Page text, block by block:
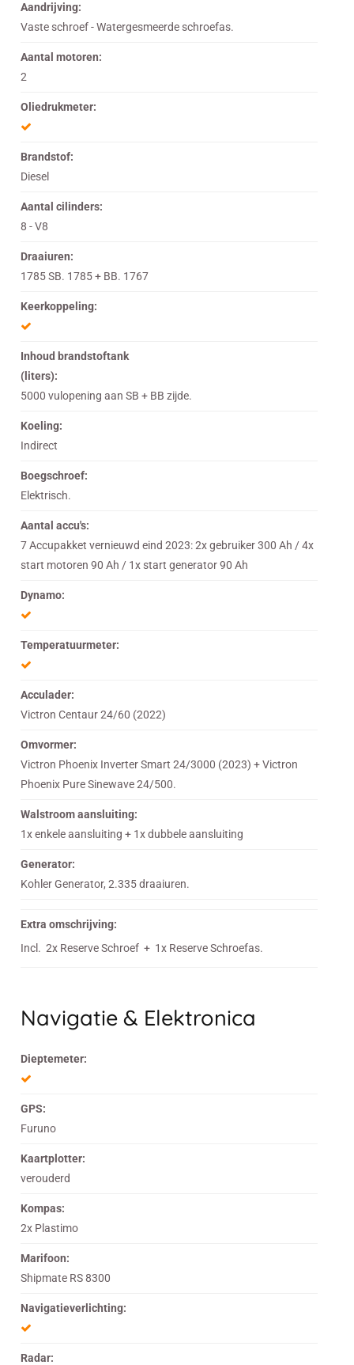
Aandrijving:
Vaste schroef - Watergesmeerde schroefas.
Aantal motoren:
2
Oliedrukmeter:
Brandstof:
Diesel
Aantal cilinders:
8 - V8
Draaiuren:
1785 SB. 1785 + BB. 1767
Keerkoppeling:
Inhoud brandstoftank
(liters):
5000 vulopening aan SB + BB zijde.
Koeling:
Indirect
Boegschroef:
Elektrisch.
Aantal accu's:
7 Accupakket vernieuwd eind 2023: 2x gebruiker 300 Ah / 4x
start motoren 90 Ah / 1x start generator 90 Ah
Dynamo:
Temperatuurmeter:
Acculader:
Victron Centaur 24/60 (2022)
Omvormer:
Victron Phoenix Inverter Smart 24/3000 (2023) + Victron
Phoenix Pure Sinewave 24/500.
Walstroom aansluiting:
1x enkele aansluiting + 1x dubbele aansluiting
Generator:
Kohler Generator, 2.335 draaiuren.
Extra omschrijving:
Incl. 2x Reserve Schroef + 1x Reserve Schroefas.
Navigatie & Elektronica
Dieptemeter:
GPS:
Furuno
Kaartplotter:
verouderd
Kompas:
2x Plastimo
Marifoon:
Shipmate RS 8300
Navigatieverlichting:
Radar: